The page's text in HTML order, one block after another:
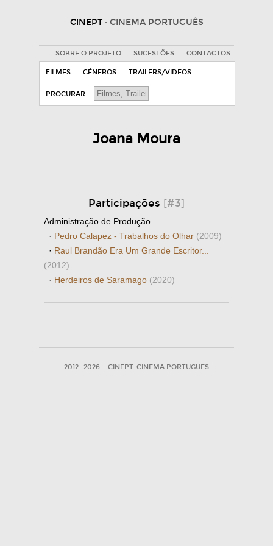
CINEPT · CINEMA PORTUGUÊS
SOBRE O PROJETO SUGESTÕES CONTACTOS
FILMES GÉNEROS TRAILERS/VIDEOS
PROCURAR
Joana Moura
Participações [#3]
Administração de Produção
· Pedro Calapez - Trabalhos do Olhar (2009)
· Raul Brandão Era Um Grande Escritor...
(2012)
· Herdeiros de Saramago (2020)
2012—2026 CINEPT-CINEMA PORTUGUES